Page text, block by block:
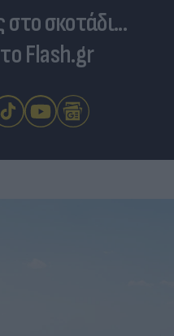
στο σκοτάδι...
Flash.gr